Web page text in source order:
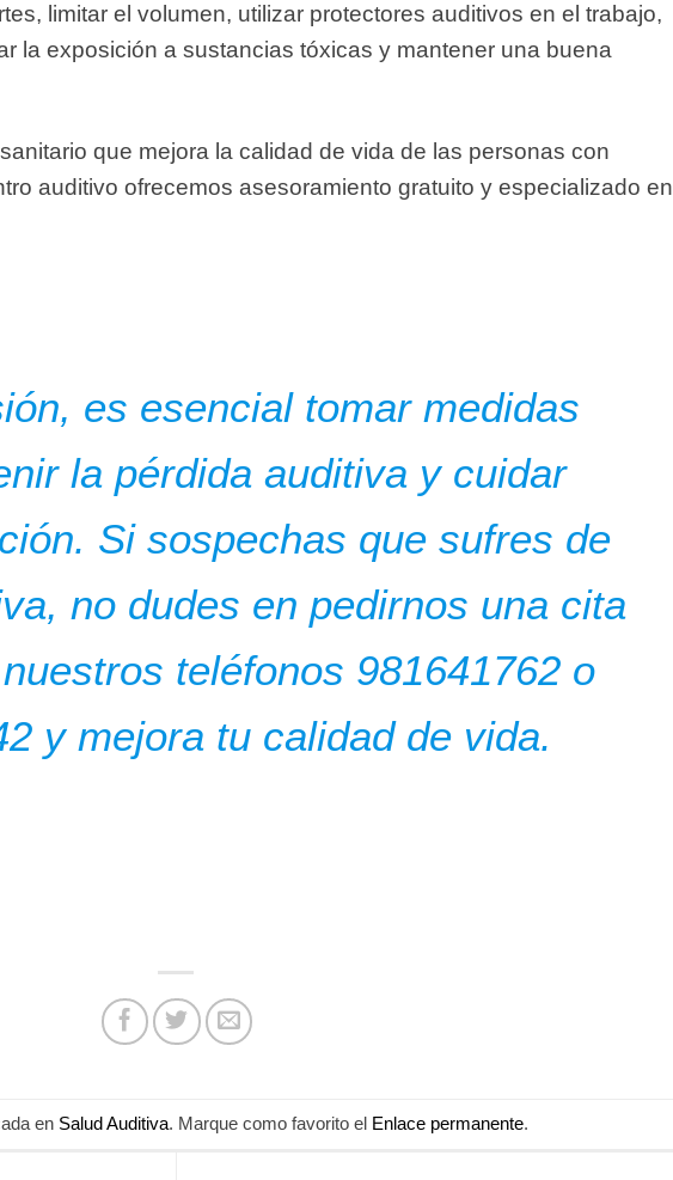
limitar el volumen, utilizar protectores auditivos en el trabajo,
la exposición a sustancias tóxicas y mantener una buena
que mejora la calidad de vida de las personas con
auditivo ofrecemos asesoramiento gratuito y especializado en
es esencial tomar medidas
la pérdida auditiva y cuidar
Si sospechas que sufres de
no dudes en pedirnos una cita
teléfonos 981641762 o
y mejora tu calidad de vida.
en Salud Auditiva. Marque como favorito el Enlace permanente.